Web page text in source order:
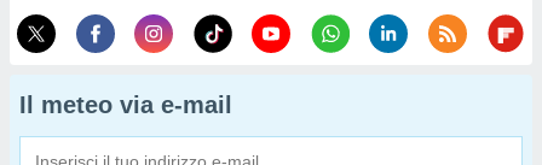
Il meteo via e-mail